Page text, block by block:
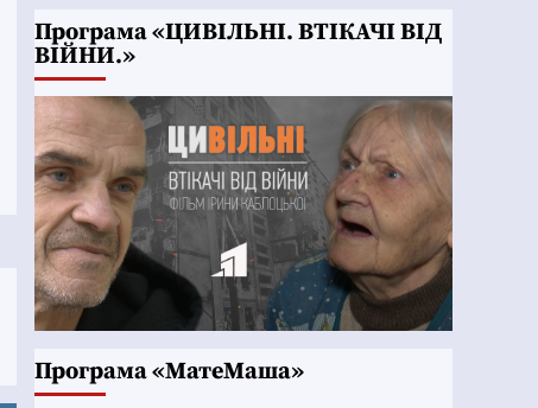
Програма «ЦИВІЛЬНІ. ВТІКАЧІ ВІД
ВІЙНИ.»
Програма «МатеМаша»